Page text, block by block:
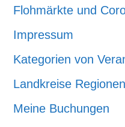
Flohmärkte und
Impressum
Kategorien von
Landkreise Regionen
Meine Buchungen